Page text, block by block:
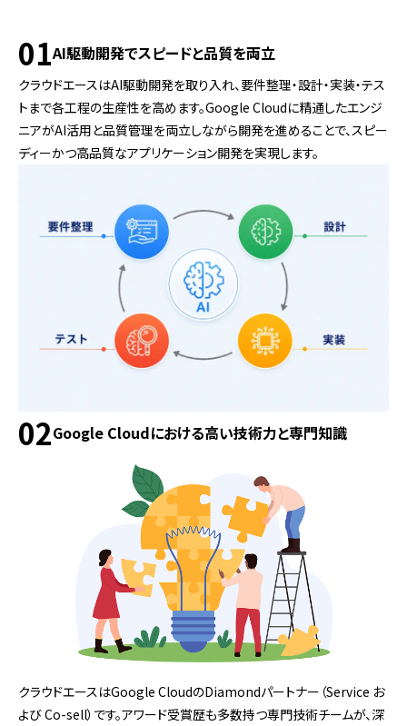
01AI駆動開発でスピードと品質を両立
クラウドエースはAI駆動開発を取り入れ、要件整理・設計・実装・テス
トまで各工程の生産性を高めます。Google Cloudに精通したエンジ
ニアがAI活用と品質管理を両立しながら開発を進めることで、スピー
ディーかつ高品質なアプリケーション開発を実現します。
02Google Cloudにおける高い技術力と専門知識
クラウドエースはGoogle CloudのDiamondパートナー（Service お
よび Co-sell）です。アワード受賞歴も多数持つ専門技術チームが、深